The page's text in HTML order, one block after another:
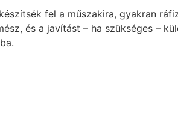
fel a műszakira, gyakran
és a javítást – ha szükséges –